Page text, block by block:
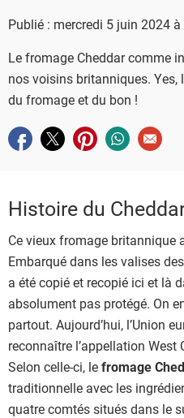
Publié : mercredi 5 juin 2024
Le fromage Cheddar comme
nos voisins britanniques.
du fromage et du bon !
Partager sur facebook
Partager sur twitter
Partager surPartager sur
Envoyer
Histoire du
Ce vieux fromage britannique
Embarqué dans les valises
a été copié et recopié ici et là
absolument pas protégé. On
partout. Aujourd’hui, l’Union
reconnaître l’appellation West
Selon celle-ci, lefromage
traditionnelle avec les
quatre comtés situés dans le